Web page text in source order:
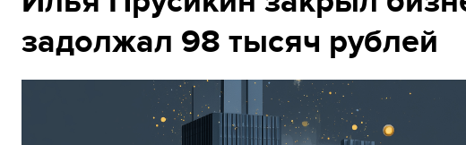
Спорт
задолжал 98 тысяч рублей